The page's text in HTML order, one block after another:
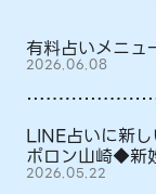
有料占いメニュ
2026.06.08
LINE占いに新
ポロン山崎◆新
2026.05.22